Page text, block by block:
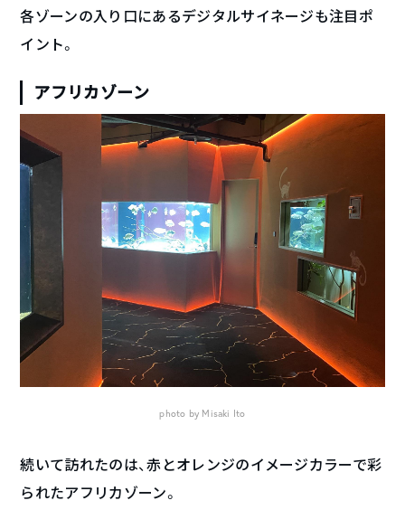
各ゾーンの入り口にあるデジタルサイネージも注目ポ
イント。
アフリカゾーン
photo by Misaki Ito
続いて訪れたのは、赤とオレンジのイメージカラーで彩
られたアフリカゾーン。